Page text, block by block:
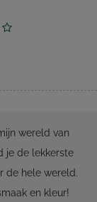
wereld van
je de lekkerste
de hele wereld.
en kleur!